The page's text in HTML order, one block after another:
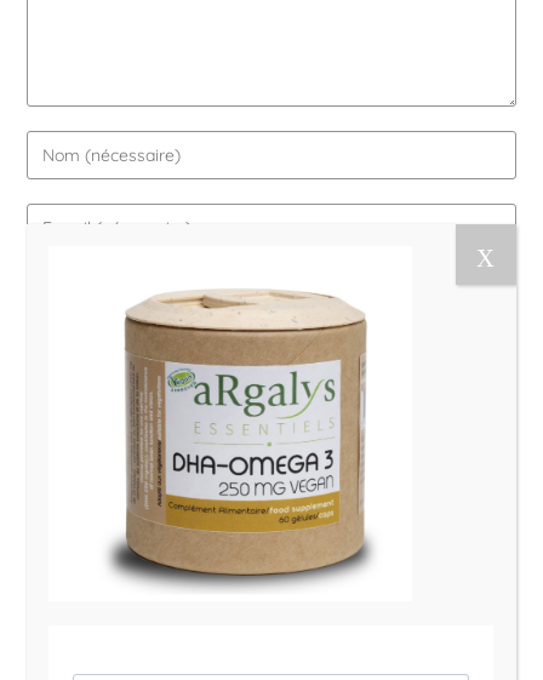
Le Magazine Naturo
Je suis Evy, Naturopathe spécialisée dans
l’accompagnement des femmes en préménopause et
ménopause